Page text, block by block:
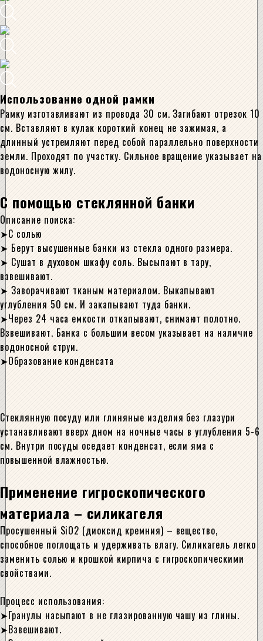
Использование одной рамки
Рамку изготавливают из провода 30 см. Загибают отрезок 10
см. Вставляют в кулак короткий конец не зажимая, а
длинный устремляют перед собой параллельно поверхности
земли. Проходят по участку. Сильное вращение указывает на
водоносную жилу.
С помощью стеклянной банки
Описание поиска:
С солью
Берут высушенные банки из стекла одного размера.
Сушат в духовом шкафу соль. Высыпают в тару,
взвешивают.
Заворачивают тканым материалом. Выкапывают
углубления 50 см. И закапывают туда банки.
Через 24 часа емкости откапывают, снимают полотно.
Взвешивают. Банка с большим весом указывает на наличие
водоносной струи.
Образование конденсата
Стеклянную посуду или глиняные изделия без глазури
устанавливают вверх дном на ночные часы в углубления 5-6
см. Внутри посуды оседает конденсат, если яма с
повышенной влажностью.
Применение гигроскопического
материала – силикагеля
Просушенный SiO2 (диоксид кремния) – вещество,
способное поглощать и удерживать влагу. Силикагель легко
заменить солью и крошкой кирпича с гигроскопическими
свойствами.
Процесс использования:
Гранулы насыпают в не глазированную чашу из глины.
Взвешивают.